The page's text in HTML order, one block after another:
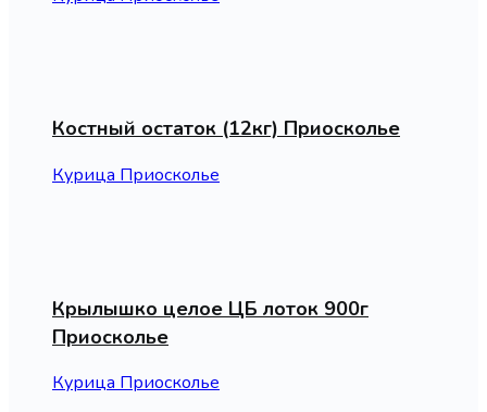
Костный остаток (12кг) Приосколье
Курица Приосколье
Крылышко целое ЦБ лоток 900г
Приосколье
Курица Приосколье